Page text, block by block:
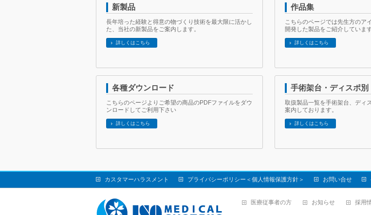
新製品
長年培った経験と得意の物づくり技術を最大限に活かし
た、当社の新製品をご案内します。
詳しくはこちら
作品集
こちらのページでは先生方のア
開発した製品をご紹介しています
詳しくはこちら
各種ダウンロード
こちらのページよりご希望の商品のPDFファイルをダウ
ンロードしてご利用下さい
詳しくはこちら
手術架台・ディスポ別
取扱製品一覧を手術架台、ディ
案内しております。
詳しくはこちら
カスタマーハラスメント プライバシーポリシー＜個人情報保護方針＞ お問い合せ
医療従事者の方 お知らせ 採用